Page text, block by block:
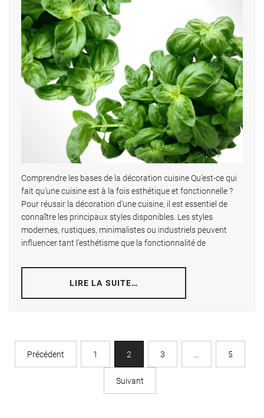
Comprendre les bases de la décoration cuisine Qu’est-ce qui
fait qu’une cuisine est à la fois esthétique et fonctionnelle ?
Pour réussir la décoration d’une cuisine, il est essentiel de
connaître les principaux styles disponibles. Les styles
modernes, rustiques, minimalistes ou industriels peuvent
influencer tant l’esthétisme que la fonctionnalité de
LIRE LA SUITE…
Précédent 1 2 3 5
Suivant